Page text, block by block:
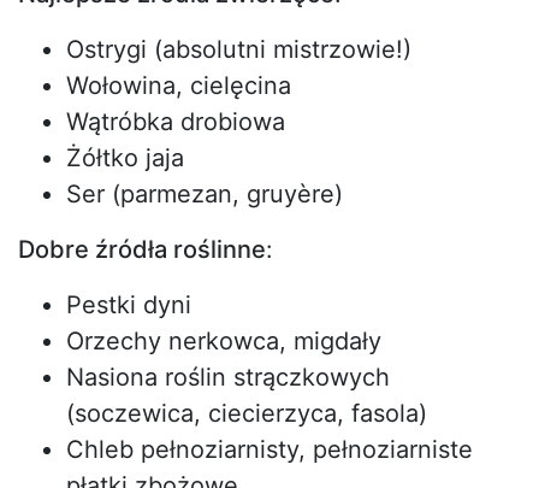
Ostrygi (absolutni mistrzowie!)
Wołowina, cielęcina
Wątróbka drobiowa
Żółtko jaja
Ser (parmezan, gruyère)
Dobre źródła roślinne:
Pestki dyni
Orzechy nerkowca, migdały
Nasiona roślin strączkowych
(soczewica, ciecierzyca, fasola)
Chleb pełnoziarnisty, pełnoziarniste